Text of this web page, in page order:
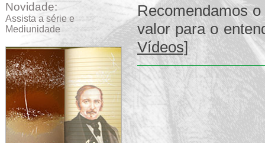
Novidade:
Assista a série e
Mediunidade
Recomendamos
valor para o
Vídeos]